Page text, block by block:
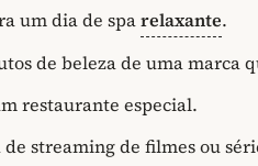
um dia de sparelaxante.
de beleza de uma marca
restaurante especial.
streaming de filmes ou